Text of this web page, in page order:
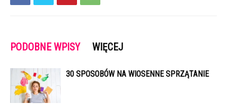
PODOBNE WPISY WIĘCEJ
30 SPOSOBÓW NA WIOSENNE SPRZĄTANIE